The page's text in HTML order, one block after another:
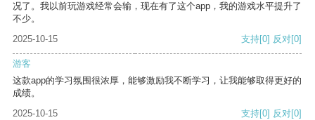
况了。我以前玩游戏经常会输，现在有了这个app，我的游戏水平提升了
不少。
2025-10-15
支持[0] 反对[0]
游客
这款app的学习氛围很浓厚，能够激励我不断学习，让我能够取得更好的
成绩。
2025-10-15
支持[0] 反对[0]